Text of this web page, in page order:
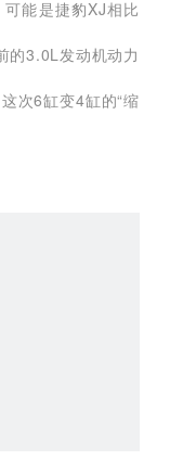
能是捷豹XJ相比
的3.0L发动机动力
次6缸变4缸的“缩